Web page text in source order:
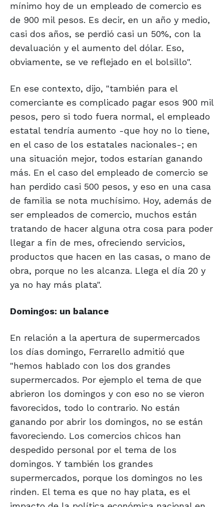
mínimo hoy de un empleado de comercio es
de 900 mil pesos. Es decir, en un año y medio,
casi dos años, se perdió casi un 50%, con la
devaluación y el aumento del dólar. Eso,
obviamente, se ve reflejado en el bolsillo".
En ese contexto, dijo, "también para el
comerciante es complicado pagar esos 900 mil
pesos, pero si todo fuera normal, el empleado
estatal tendría aumento -que hoy no lo tiene,
en el caso de los estatales nacionales-; en
una situación mejor, todos estarían ganando
más. En el caso del empleado de comercio se
han perdido casi 500 pesos, y eso en una casa
de familia se nota muchísimo. Hoy, además de
ser empleados de comercio, muchos están
tratando de hacer alguna otra cosa para poder
llegar a fin de mes, ofreciendo servicios,
productos que hacen en las casas, o mano de
obra, porque no les alcanza. Llega el día 20 y
ya no hay más plata".
Domingos: un balance
En relación a la apertura de supermercados
los días domingo, Ferrarello admitió que
"hemos hablado con los dos grandes
supermercados. Por ejemplo el tema de que
abrieron los domingos y con eso no se vieron
favorecidos, todo lo contrario. No están
ganando por abrir los domingos, no se están
favoreciendo. Los comercios chicos han
despedido personal por el tema de los
domingos. Y también los grandes
supermercados, porque los domingos no les
rinden. El tema es que no hay plata, es el